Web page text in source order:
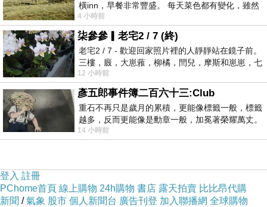
台中龍井西瓜觀景平台和彩虹廊道，小小的範
圍，非常適合順遊，挺著自己肚子的大西瓜去
當一下應景的西瓜妹，然後彩虹廊道的單車驛
站，顏色很繽紛，多采多姿的療癒氣氛很適合
美拍一番唷
開放時間:全天候
橫inn，早餐非常豐盛。 每天菜色都有變化，雖然
看到工作人員拿出料理包加熱，但
4 小時前
柒參參▎老宅2 / 7 (終)
老宅2 / 7 - 歡迎回家照片裡的人靜靜站在鏡子前。
三樓，廄，大崽蕥，柳橘，閆兒，摩斯和崽崽，七
個人整整齊齊地站在鏡框之外，如同
12 小時前
彥五郎事件簿二百六十三:Club
重石不再只是歲月的累積，更能像標籤一般，標籤
越多，反而更能像是勳章一般，加冕著榮耀萬丈。
習慣一如縱容，成了再難輕輕放下的罪證
14 小時前
登入 註冊
PChome首頁 線上購物 24h購物 書店 露天拍賣 比比昂代購
新聞 /氣象 股市 個人新聞台 廣告刊登 加入聯播網 全球購物